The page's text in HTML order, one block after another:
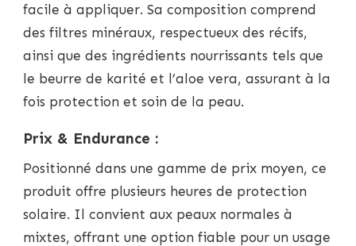
facile à appliquer. Sa composition comprend
des filtres minéraux, respectueux des récifs,
ainsi que des ingrédients nourrissants tels que
le beurre de karité et l’aloe vera, assurant à la
fois protection et soin de la peau.
Prix & Endurance :
Positionné dans une gamme de prix moyen, ce
produit offre plusieurs heures de protection
solaire. Il convient aux peaux normales à
mixtes, offrant une option fiable pour un usage